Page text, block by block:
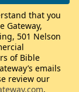
that you
Gateway,
501 Nelson
of Bible
emails
review our
.